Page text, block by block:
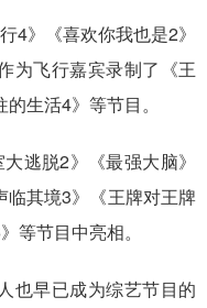
4》《喜欢你我也是2》
为飞行嘉宾录制了《王
生活4》等节目。
逃脱2》《最强大脑》
临其境3》《王牌对王牌
等节目中亮相。
也早已成为综艺节目的